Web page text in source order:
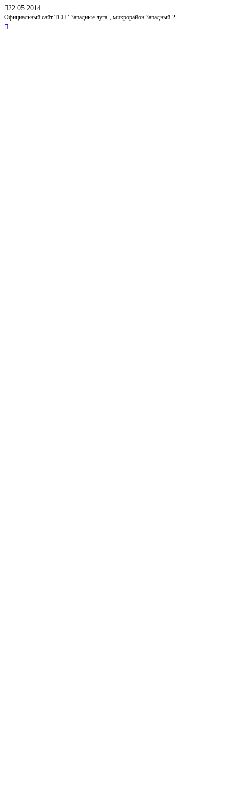
22.05.2014
Официальный сайт ТСН "Западные луга", микрорайон Западный-2